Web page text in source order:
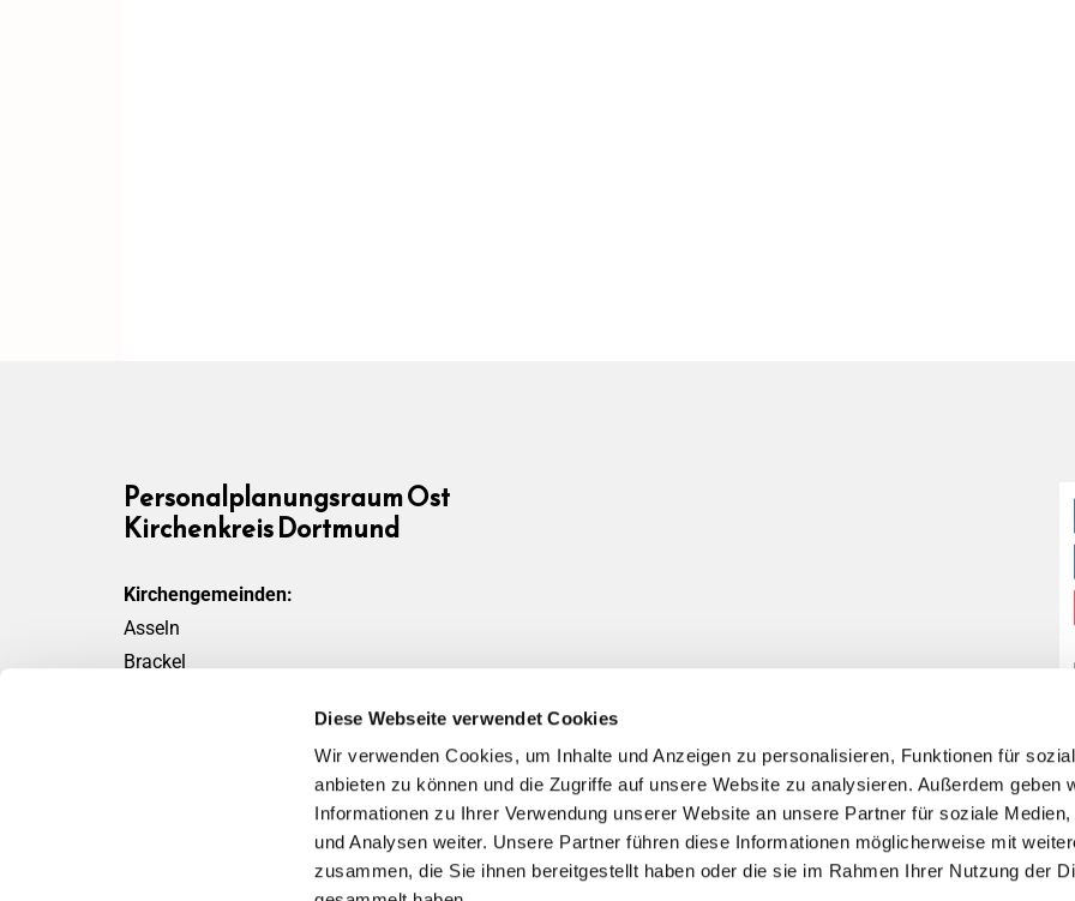
Diese Webseite verwendet Cookies
Wir verwenden Cookies, um Inhalte und Anzeigen zu personalisieren, Funktionen für
anbieten zu können und die Zugriffe auf unsere Website zu analysieren. Außerdem geben
Informationen zu Ihrer Verwendung unserer Website an unsere Partner für soziale Medien,
und Analysen weiter. Unsere Partner führen diese Informationen möglicherweise mit
zusammen, die Sie ihnen bereitgestellt haben oder die sie im Rahmen Ihrer Nutzung der
Personalplanungsraum Ost
Kirchenkreis Dortmund
Kirchengemeinden:
Asseln
Brackel